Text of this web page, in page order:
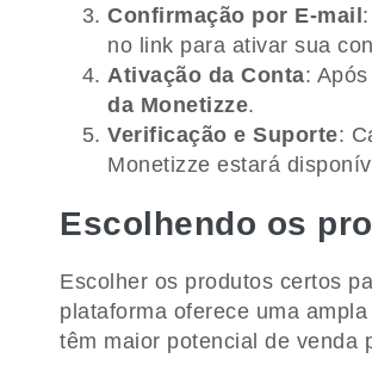
Confirmação por E-mail
no link para ativar sua
Ativação da Conta:
da Monetizze.
Verificação e Suporte:
Monetizze estará
Escolhendo os
Escolher os produtos certos
plataforma oferece uma
têm maior potencial de venda